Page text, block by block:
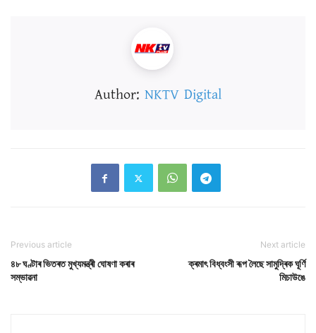
Author: NKTV Digital
Previous article
৪৮ ঘণ্টাৰ ভিতৰত মুখ্যমন্ত্ৰী ঘোষণা কৰাৰ
সম্ভাৱনা
Next article
ক্ৰমাৎ বিধ্বংসী ৰূপ লৈছে সামুদ্ৰিক ঘূৰ্ণি
মিচাউঙে